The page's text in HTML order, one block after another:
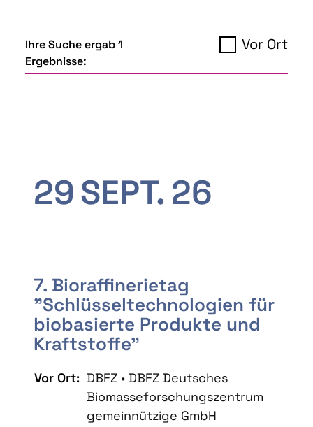
Ihre Suche ergab 1
Ergebnisse:
Vor Ort
29SEPT. 26
7. Bioraffinerietag
"Schlüsseltechnologien für
biobasierte Produkte und
Kraftstoffe"
Vor Ort: DBFZ • DBFZ Deutsches
Biomasseforschungszentrum
gemeinnützige GmbH